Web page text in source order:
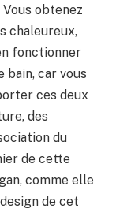
obtenez
chaleureux,
fonctionner
bain, car vous
ces deux
des
du
de cette
comme elle
de cet